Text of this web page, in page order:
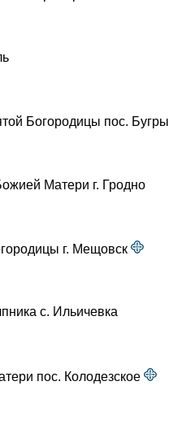
Богородицы пос. Бугры
Матери г. Гродно
г. Мещовск
с. Ильичевка
пос. Колодезское